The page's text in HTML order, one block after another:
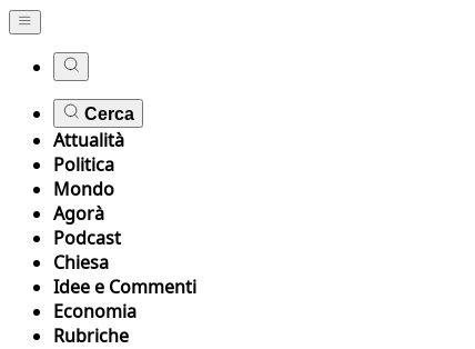
Cerca
Attualità
Politica
Mondo
Agorà
Podcast
Chiesa
Idee e Commenti
Economia
Rubriche